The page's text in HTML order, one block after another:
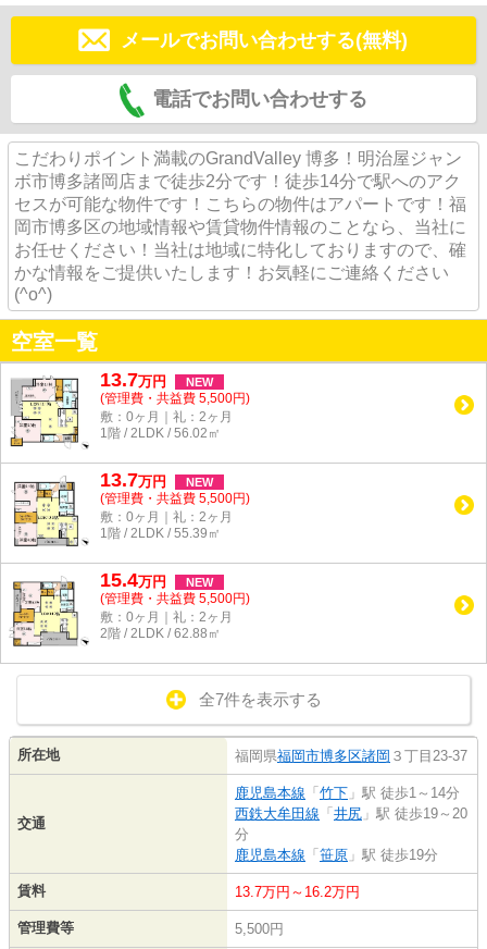
メールでお問い合わせする(無料)
電話でお問い合わせする
こだわりポイント満載のGrandValley 博多！明治屋ジャン
ボ市博多諸岡店まで徒歩2分です！徒歩14分で駅へのアク
セスが可能な物件です！こちらの物件はアパートです！福
岡市博多区の地域情報や賃貸物件情報のことなら、当社に
お任せください！当社は地域に特化しておりますので、確
かな情報をご提供いたします！お気軽にご連絡ください
(^o^)
空室一覧
13.7万円 NEW
(管理費・共益費 5,500円)
敷：0ヶ月｜礼：2ヶ月
1階 / 2LDK / 56.02㎡
13.7万円 NEW
(管理費・共益費 5,500円)
敷：0ヶ月｜礼：2ヶ月
1階 / 2LDK / 55.39㎡
15.4万円 NEW
(管理費・共益費 5,500円)
敷：0ヶ月｜礼：2ヶ月
2階 / 2LDK / 62.88㎡
全7件を表示する
所在地 福岡県福岡市博多区諸岡 ３丁目23-37
交通
鹿児島本線 「 竹下 」駅 徒歩1～14分
西鉄大牟田線 「 井尻 」駅 徒歩19～20
分
鹿児島本線 「 笹原 」駅 徒歩19分
賃料 13.7万円～16.2万円
管理費等 5,500円